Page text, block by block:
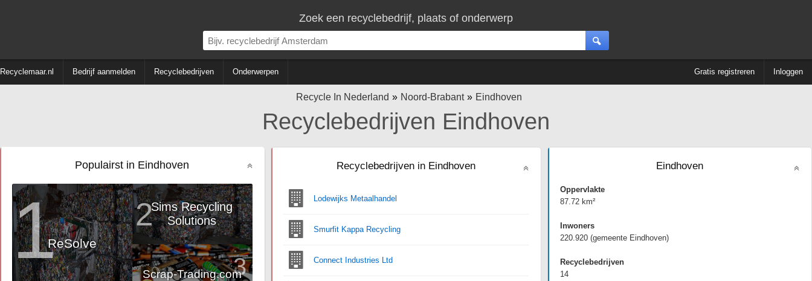
Zoek een recyclebedrijf, plaats of onderwerp
Recyclemaar.nl Bedrijf aanmelden Recyclebedrijven Onderwerpen Gratis registreren Inloggen
Recycle In Nederland Noord-Brabant Eindhoven
Recyclebedrijven Eindhoven
Populairst in Eindhoven
1ReSolve
2Sims Recycling
Solutions
3
Scrap-Trading.com
Recyclebedrijven in Eindhoven
Lodewijks Metaalhandel
Smurfit Kappa Recycling
Connect Industries Ltd
Eindhoven
Oppervlakte
87.72 km²
Inwoners
220.920 (gemeente Eindhoven)
Recyclebedrijven
14